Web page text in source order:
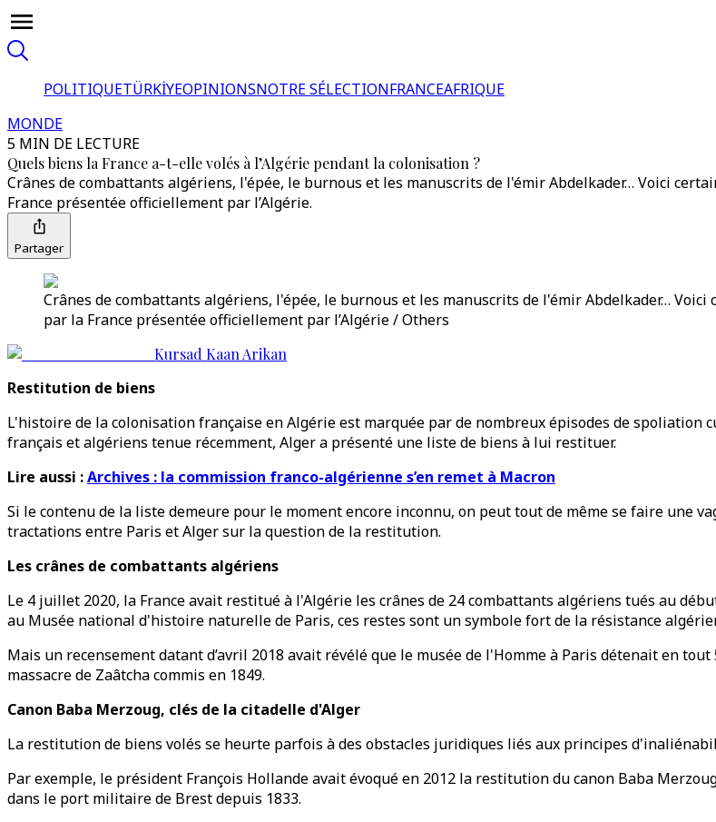
POLITIQUETÜRKİYEOPINIONSNOTRE SÉLECTIONFRANCEAFRIQUE
MONDE
5 MIN DE LECTURE
Quels biens la France a-t-elle volés à l’Algérie pendant la colonisation ?
Crânes de combattants algériens, l'épée, le burnous et les manuscrits de l'émir Abdelkader… Voici
France présentée officiellement par l’Algérie.
Partager
Crânes de combattants algériens, l'épée, le burnous et les manuscrits de l'émir Abdelkader…
par la France présentée officiellement par l’Algérie / Others
Kursad Kaan Arikan
Restitution de biens
L'histoire de la colonisation française en Algérie est marquée par de nombreux épisodes de
français et algériens tenue récemment, Alger a présenté une liste de biens à lui restituer.
Lire aussi :Archives : la commission franco-algérienne s’en remet à Macron
Si le contenu de la liste demeure pour le moment encore inconnu, on peut tout de même se faire une
tractations entre Paris et Alger sur la question de la restitution.
Les crânes de combattants algériens
Le 4 juillet 2020, la France avait restitué à l'Algérie les crânes de 24 combattants algériens tués au
au Musée national d'histoire naturelle de Paris, ces restes sont un symbole fort de la résistance
Mais un recensement datant d’avril 2018 avait révélé que le musée de l'Homme à Paris détenait en
massacre de Zaâtcha commis en 1849.
Canon Baba Merzoug, clés de la citadelle d'Alger
La restitution de biens volés se heurte parfois à des obstacles juridiques liés aux principes
Par exemple, le président François Hollande avait évoqué en 2012 la restitution du canon Baba
dans le port militaire de Brest depuis 1833.